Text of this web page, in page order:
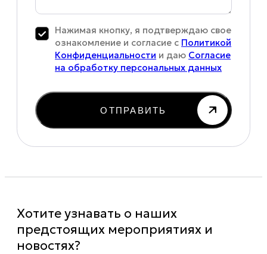
Нажимая кнопку, я подтверждаю свое
ознакомление и согласие с Политикой
Конфиденциальности и даю Согласие
на обработку персональных данных
ОТПРАВИТЬ
Хотите узнавать о наших
предстоящих мероприятиях и
новостях?